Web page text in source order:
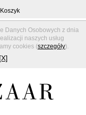
Danych Osobowych z dnia
naszych usług
cookies (szczegóły).
Koszyk